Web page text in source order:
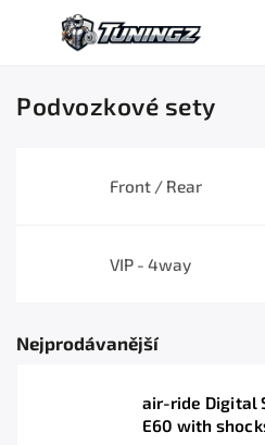
Podvozkové sety
Front / Rear
VIP - 4way
Nejprodávanější
air-ride Digital
E60 with